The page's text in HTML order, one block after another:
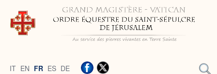
IT EN FR ES DE